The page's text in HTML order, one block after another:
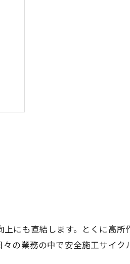
にも直結します。とくに高所
の業務の中で安全施工サイク